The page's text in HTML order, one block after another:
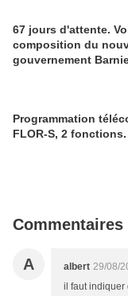
67 jours d'attente.
composition du
gouvernement
Programmation
FLOR-S, 2 fonctions.
Commentaires
A albert 29/08/
il faut indiquer